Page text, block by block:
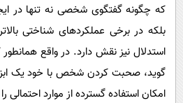
گوناگون
حوادث
محیط زیست
دانلود
که چگونه گفتگوی شخصی نه تنها در
بلکه در برخی عملکردهای شناختی
استدلال نیز نقش دارد. در واقع
گوید، صحبت کردن شخص با خود یک
امکان استفاده گسترده از موارد احتمالی